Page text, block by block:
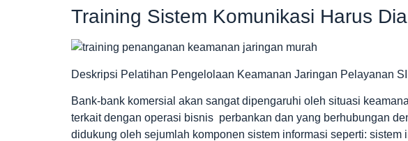
Training Sistem Komunikasi Harus
Deskripsi Pelatihan Pengelolaan Keamanan Jaringan Pelayanan
Bank-bank komersial akan sangat dipengaruhi oleh situasi
terkait dengan operasi bisnis perbankan dan yang berhubungan
didukung oleh sejumlah komponen sistem informasi seperti: